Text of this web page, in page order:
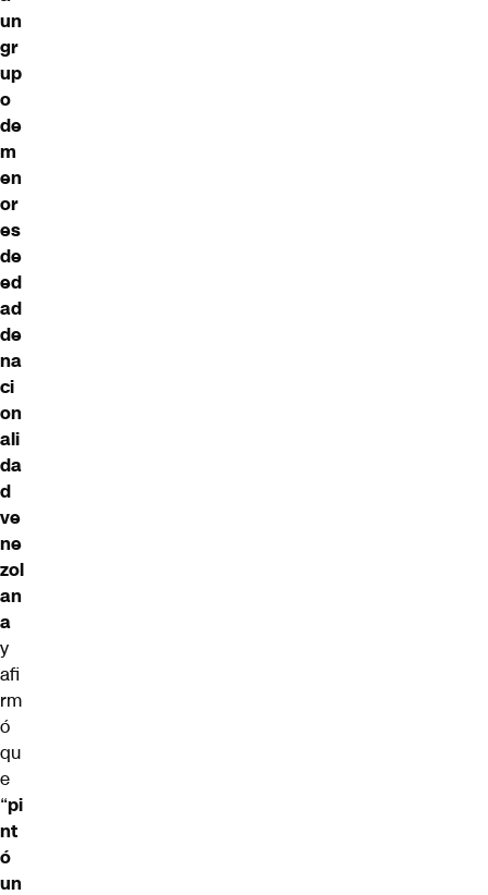
un
gr
up
o
de
m
en
or
es
de
ed
ad
de
na
ci
on
ali
da
d
ve
ne
zol
an
a
y
afi
rm
ó
qu
e
“pi
nt
ó
un